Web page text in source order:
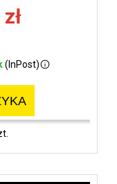
(InPost)